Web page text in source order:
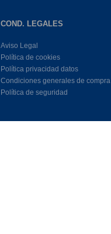
COND. LEGALES
Aviso Legal
Política de cookies
Política privacidad datos
Condiciones generales de compra
Política de seguridad